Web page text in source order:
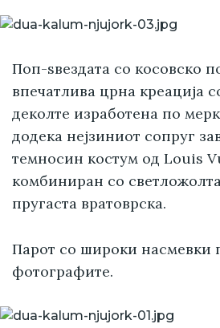
Поп-ѕвездата со косовско
впечатлива црна креација
деколте изработена по
додека нејзиниот сопруг
темносин костум од Louis
комбиниран со
пругаста вратоврска.
Парот со широки насмевки
фотографите.